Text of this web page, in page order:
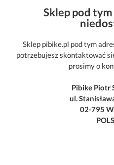
Sklep pod
Sklep pibike.pl pod tym
potrzebujesz skontaktować
prosimy o
Pibike Piotr
ul.
02-795